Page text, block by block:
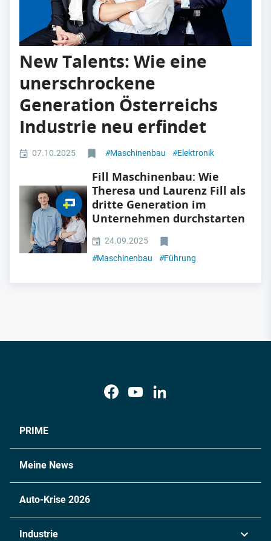
New Talents: Wie eine
unerschrockene
Generation Österreichs
Industrie neu erfindet
07.10.2025 #Maschinenbau #Elektronik
Fill Maschinenbau: Wie
Theresa und Laurenz Fill als
dritte Generation im
Unternehmen durchstarten
24.09.2025
#Maschinenbau #Führung
PRIME
Meine News
Auto-Krise 2026
Industrie